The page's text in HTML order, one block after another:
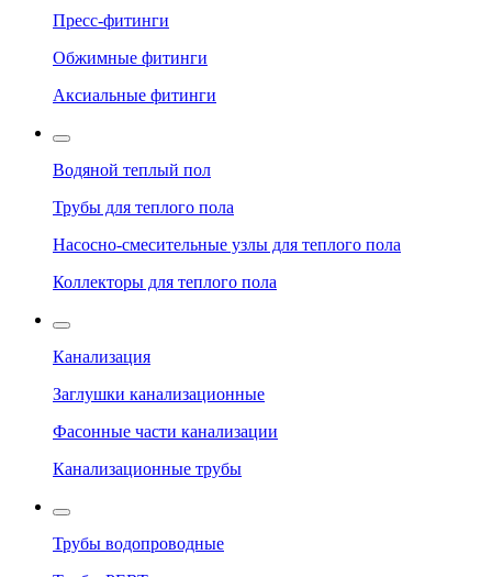
Пресс-фитинги
Обжимные фитинги
Аксиальные фитинги
Водяной теплый пол
Трубы для теплого пола
Насосно-смесительные узлы для теплого пола
Коллекторы для теплого пола
Канализация
Заглушки канализационные
Фасонные части канализации
Канализационные трубы
Трубы водопроводные